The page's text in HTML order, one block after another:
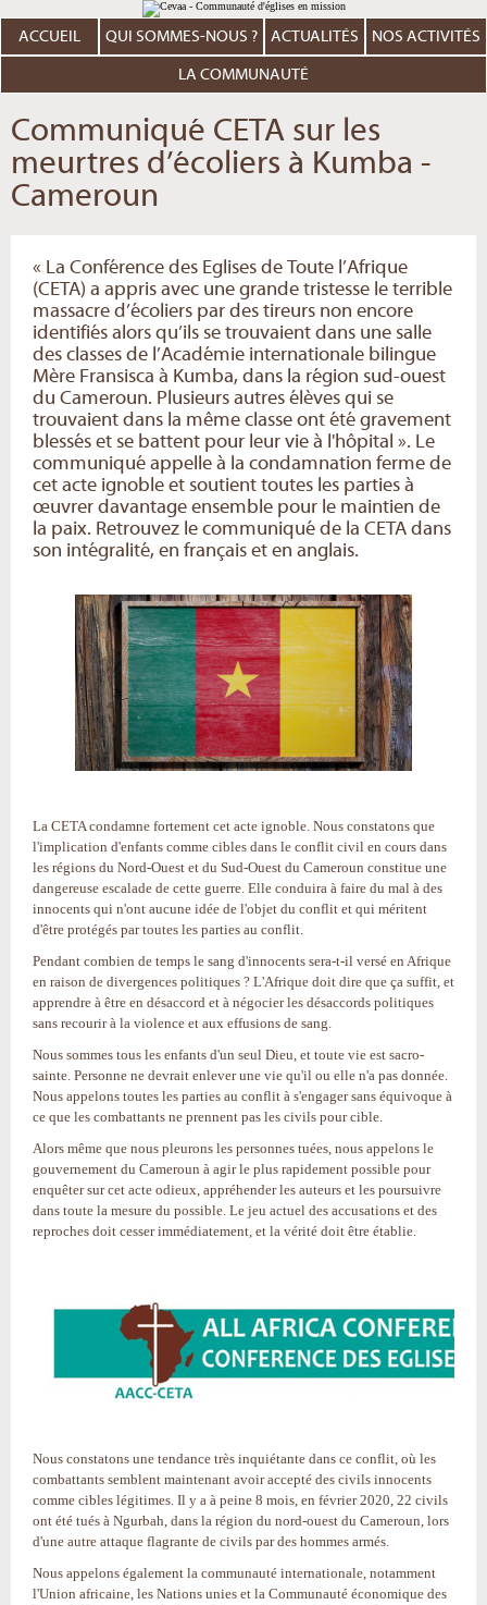
au
contenu.
Aller
personnels
ACCUEIL QUI SOMMES-NOUS ? ACTUALITÉS NOS ACTIVITÉS
LA COMMUNAUTÉ
Communiqué CETA sur les
meurtres d’écoliers à Kumba -
Cameroun
« La Conférence des Eglises de Toute l’Afrique
(CETA) a appris avec une grande tristesse le terrible
massacre d’écoliers par des tireurs non encore
identifiés alors qu’ils se trouvaient dans une salle
des classes de l’Académie internationale bilingue
Mère Fransisca à Kumba, dans la région sud-ouest
du Cameroun. Plusieurs autres élèves qui se
trouvaient dans la même classe ont été gravement
blessés et se battent pour leur vie à l'hôpital ». Le
communiqué appelle à la condamnation ferme de
cet acte ignoble et soutient toutes les parties à
œuvrer davantage ensemble pour le maintien de
la paix. Retrouvez le communiqué de la CETA dans
son intégralité, en français et en anglais.
La CETA condamne fortement cet acte ignoble. Nous constatons que
l'implication d'enfants comme cibles dans le conflit civil en cours dans
les régions du Nord-Ouest et du Sud-Ouest du Cameroun constitue une
dangereuse escalade de cette guerre. Elle conduira à faire du mal à des
innocents qui n'ont aucune idée de l'objet du conflit et qui méritent
d'être protégés par toutes les parties au conflit.
Pendant combien de temps le sang d'innocents sera-t-il versé en Afrique
en raison de divergences politiques ? L'Afrique doit dire que ça suffit, et
apprendre à être en désaccord et à négocier les désaccords politiques
sans recourir à la violence et aux effusions de sang.
Nous sommes tous les enfants d'un seul Dieu, et toute vie est sacro-
sainte. Personne ne devrait enlever une vie qu'il ou elle n'a pas donnée.
Nous appelons toutes les parties au conflit à s'engager sans équivoque à
ce que les combattants ne prennent pas les civils pour cible.
Alors même que nous pleurons les personnes tuées, nous appelons le
gouvernement du Cameroun à agir le plus rapidement possible pour
enquêter sur cet acte odieux, appréhender les auteurs et les poursuivre
dans toute la mesure du possible. Le jeu actuel des accusations et des
reproches doit cesser immédiatement, et la vérité doit être établie.
Nous constatons une tendance très inquiétante dans ce conflit, où les
combattants semblent maintenant avoir accepté des civils innocents
comme cibles légitimes. Il y a à peine 8 mois, en février 2020, 22 civils
ont été tués à Ngurbah, dans la région du nord-ouest du Cameroun, lors
d'une autre attaque flagrante de civils par des hommes armés.
Nous appelons également la communauté internationale, notamment
l'Union africaine, les Nations unies et la Communauté économique des